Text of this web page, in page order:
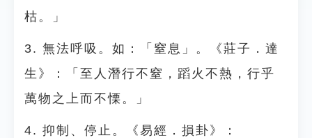
枯。」
3. 無法呼吸。如：「窒息」。《莊子．達
生》：「至人潛行不窒，蹈火不熱，行乎
萬物之上而不慄。」
4. 抑制、停止。《易經．損卦》：